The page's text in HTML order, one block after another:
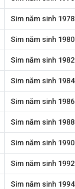
Sim năm sinh 1978
Sim năm sinh 1980
Sim năm sinh 1982
Sim năm sinh 1984
Sim năm sinh 1986
Sim năm sinh 1988
Sim năm sinh 1990
Sim năm sinh 1992
Sim năm sinh 1994